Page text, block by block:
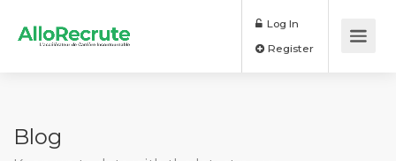
Log In
Blog